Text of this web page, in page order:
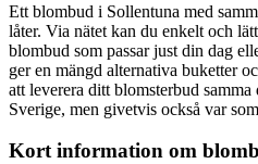
Ett blombud i Sollentuna med
låter. Via nätet kan du enkelt och
blombud som passar just din dag eller
ger en mängd alternativa buketter
att leverera ditt blomsterbud
Sverige, men givetvis också var
Kort information om